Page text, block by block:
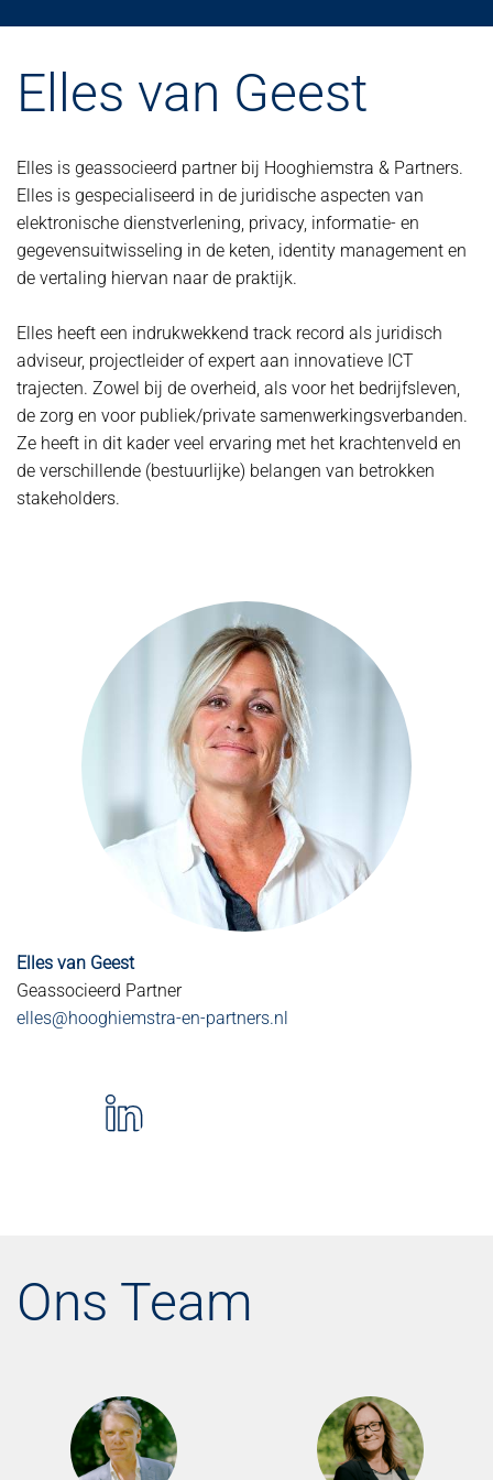
Elles van Geest
Elles is geassocieerd partner bij Hooghiemstra & Partners.
Elles is gespecialiseerd in de juridische aspecten van
elektronische dienstverlening, privacy, informatie- en
gegevensuitwisseling in de keten, identity management en
de vertaling hiervan naar de praktijk.
Elles heeft een indrukwekkend track record als juridisch
adviseur, projectleider of expert aan innovatieve ICT
trajecten. Zowel bij de overheid, als voor het bedrijfsleven,
de zorg en voor publiek/private samenwerkingsverbanden.
Ze heeft in dit kader veel ervaring met het krachtenveld en
de verschillende (bestuurlijke) belangen van betrokken
stakeholders.
Elles van Geest
Geassocieerd Partner
elles@hooghiemstra-en-partners.nl
Ons Team